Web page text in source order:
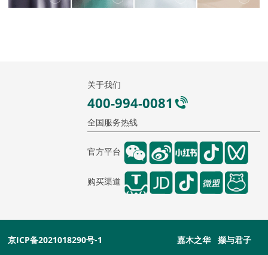
关于我们
400-994-0081
全国服务热线
官方平台
购买渠道
京ICP备2021018290号-1 嘉木之华 撷与君子